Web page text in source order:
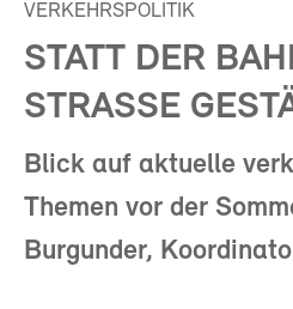
VERKEHRSPOLITIK
STATT DER
STRASSE
Blick auf aktuelle
Themen vor der
Burgunder,